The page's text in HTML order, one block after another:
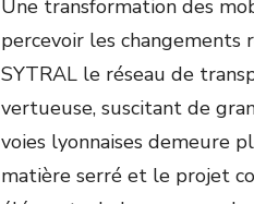
Une transformation des
percevoir les
SYTRAL le réseau de
vertueuse, suscitant de
voies lyonnaises demeure
matière serré et le projet